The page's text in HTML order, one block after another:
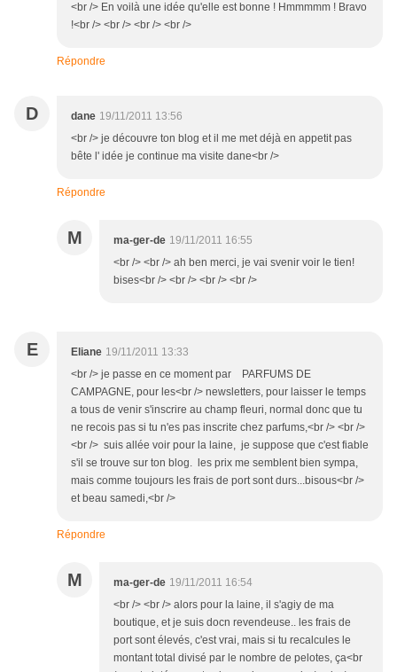
<br /> En voilà une idée qu'elle est bonne ! Hmmmmm ! Bravo
!<br /> <br /> <br /> <br />
Répondre
D dane 19/11/2011 13:56
<br /> je découvre ton blog et il me met déjà en appetit pas
bête l' idée je continue ma visite dane<br />
Répondre
M ma-ger-de 19/11/2011 16:55
<br /> <br /> ah ben merci, je vai svenir voir le tien!
bises<br /> <br /> <br /> <br />
E Eliane 19/11/2011 13:33
<br /> je passe en ce moment par PARFUMS DE
CAMPAGNE, pour les<br /> newsletters, pour laisser le temps
a tous de venir s'inscrire au champ fleuri, normal donc que tu
ne recois pas si tu n'es pas inscrite chez parfums,<br /> <br />
<br /> suis allée voir pour la laine, je suppose que c'est fiable
s'il se trouve sur ton blog. les prix me semblent bien sympa,
mais comme toujours les frais de port sont durs...bisous<br />
et beau samedi,<br />
Répondre
M ma-ger-de 19/11/2011 16:54
<br /> <br /> alors pour la laine, il s'agiy de ma
boutique, et je suis docn revendeuse.. les frais de
port sont élevés, c'est vrai, mais si tu recalcules le
montant total divisé par le nombre de pelotes, ça<br